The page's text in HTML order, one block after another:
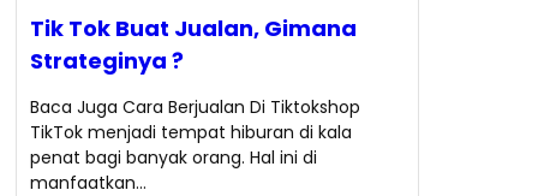
Tik Tok Buat Jualan, Gimana
Strateginya ?
Baca Juga Cara Berjualan Di Tiktokshop
TikTok menjadi tempat hiburan di kala
penat bagi banyak orang. Hal ini di
manfaatkan…